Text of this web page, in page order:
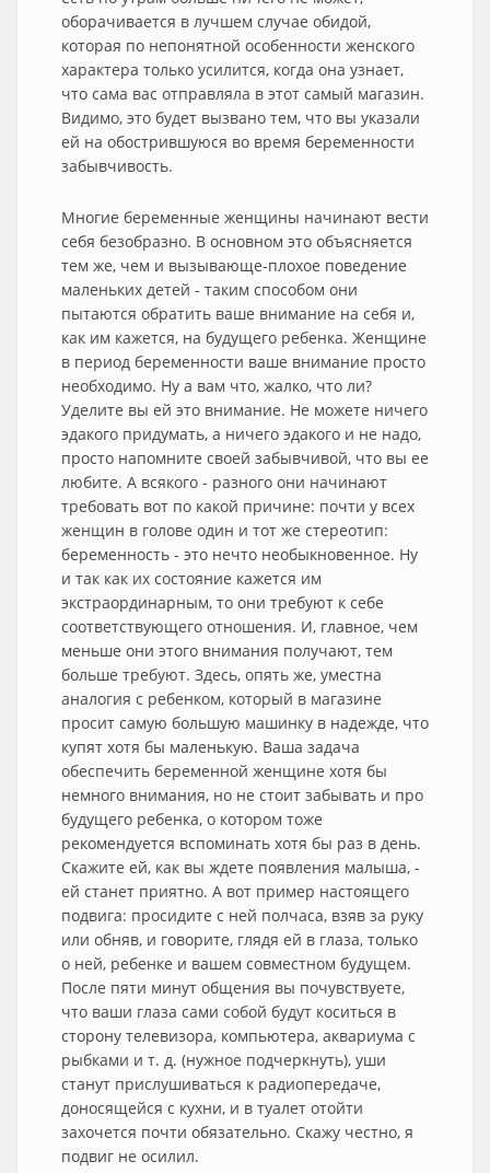
оборачивается в лучшем случае обидой,
которая по непонятной особенности женского
характера только усилится, когда она узнает,
что сама вас отправляла в этот самый магазин.
Видимо, это будет вызвано тем, что вы указали
ей на обострившуюся во время беременности
забывчивость.
Многие беременные женщины начинают вести
себя безобразно. В основном это объясняется
тем же, чем и вызывающе-плохое поведение
маленьких детей - таким способом они
пытаются обратить ваше внимание на себя и,
как им кажется, на будущего ребенка. Женщине
в период беременности ваше внимание просто
необходимо. Ну а вам что, жалко, что ли?
Уделите вы ей это внимание. Не можете ничего
эдакого придумать, а ничего эдакого и не надо,
просто напомните своей забывчивой, что вы ее
любите. А всякого - разного они начинают
требовать вот по какой причине: почти у всех
женщин в голове один и тот же стереотип:
беременность - это нечто необыкновенное. Ну
и так как их состояние кажется им
экстраординарным, то они требуют к себе
соответствующего отношения. И, главное, чем
меньше они этого внимания получают, тем
больше требуют. Здесь, опять же, уместна
аналогия с ребенком, который в магазине
просит самую большую машинку в надежде, что
купят хотя бы маленькую. Ваша задача
обеспечить беременной женщине хотя бы
немного внимания, но не стоит забывать и про
будущего ребенка, о котором тоже
рекомендуется вспоминать хотя бы раз в день.
Скажите ей, как вы ждете появления малыша, -
ей станет приятно. А вот пример настоящего
подвига: просидите с ней полчаса, взяв за руку
или обняв, и говорите, глядя ей в глаза, только
о ней, ребенке и вашем совместном будущем.
После пяти минут общения вы почувствуете,
что ваши глаза сами собой будут коситься в
сторону телевизора, компьютера, аквариума с
рыбками и т. д. (нужное подчеркнуть), уши
станут прислушиваться к радиопередаче,
доносящейся с кухни, и в туалет отойти
захочется почти обязательно. Скажу честно, я
подвиг не осилил.